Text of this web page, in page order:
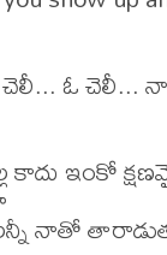
ఓ చెలీ...
కాదు ఇంకో
నాతో